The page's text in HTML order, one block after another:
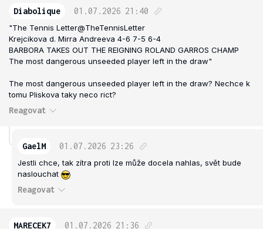
Diabolique 01.07.2026 21:40
"The Tennis Letter@TheTennisLetter
Krejcikova d. Mirra Andreeva 4-6 7-5 6-4
BARBORA TAKES OUT THE REIGNING ROLAND GARROS CHAMP
The most dangerous unseeded player left in the draw"
The most dangerous unseeded player left in the draw? Nechce k
tomu Pliskova taky neco rict?
Reagovat
GaelM 01.07.2026 23:26
Jestli chce, tak zítra proti Ize může docela nahlas, svět bude
naslouchat
Reagovat
MARECEK7 01.07.2026 21:36